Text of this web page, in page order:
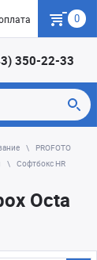
Гарантия
0
350-22-33
PROFOTO
Софтбокс HR
Octa